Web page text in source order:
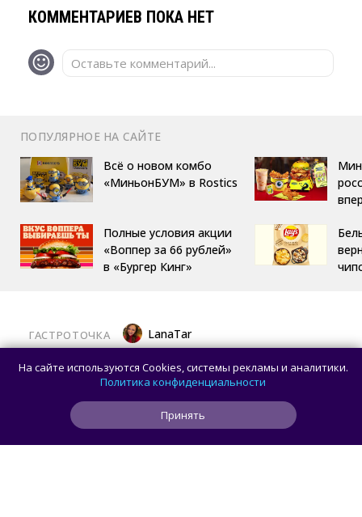
КОММЕНТАРИЕВ ПОКА НЕТ
Оставьте комментарий...
ПОПУЛЯРНОЕ НА САЙТЕ
Всё о новом комбо
«МиньонБУМ» в Rostics
Полные условия акции
«Воппер за 66 рублей»
в «Бургер Кинг»
ГАСТРОТОЧКА LanaTar
Хочешь тропический мист для тела?
Делай заказ в OMG Coffee
На сайте используются Cookies, системы рекламы и аналитики.
Политика конфиденциальности
Принять